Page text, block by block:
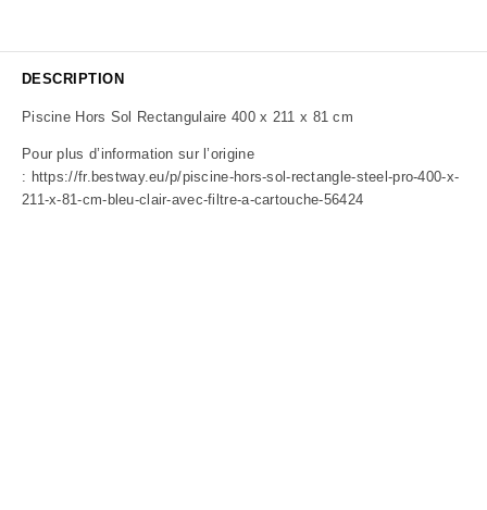
DESCRIPTION
Piscine Hors Sol Rectangulaire 400 x 211 x 81 cm
Pour plus d’information sur l’origine
: https://fr.bestway.eu/p/piscine-hors-sol-rectangle-steel-pro-400-x-
211-x-81-cm-bleu-clair-avec-filtre-a-cartouche-56424